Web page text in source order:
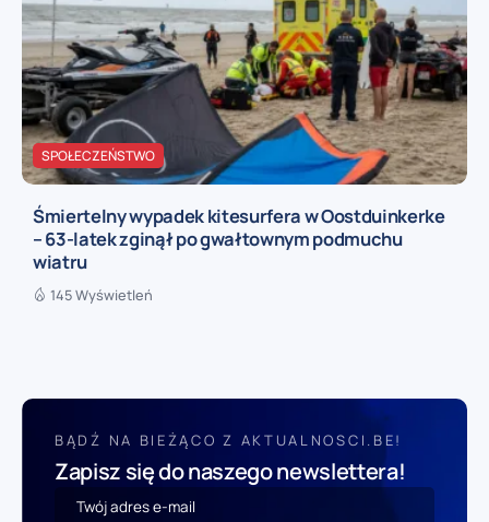
SPOŁECZEŃSTWO
Śmiertelny wypadek kitesurfera w Oostduinkerke
– 63-latek zginął po gwałtownym podmuchu
wiatru
145 Wyświetleń
BĄDŹ NA BIEŻĄCO Z AKTUALNOSCI.BE!
Zapisz się do naszego newslettera!